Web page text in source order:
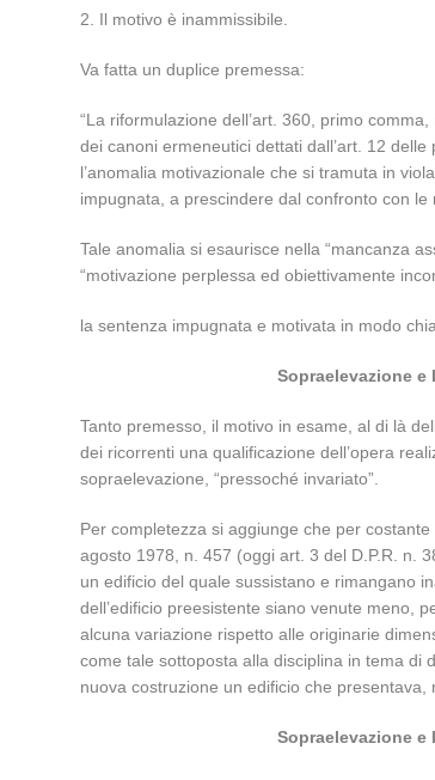
2. Il motivo è inammissibile.
Va fatta un duplice premessa:
“La riformulazione dell’art. 360, primo
dei canoni ermeneutici dettati dall’art. 12
l’anomalia motivazionale che si tramuta in
impugnata, a prescindere dal confronto con le
Tale anomalia si esaurisce nella “mancanza
“motivazione perplessa ed obiettivamente
la sentenza impugnata e motivata in modo
Sopraelevazione
Tanto premesso, il motivo in esame, al di là
dei ricorrenti una qualificazione dell’opera
sopraelevazione, “pressoché invariato”.
Per completezza si aggiunge che per
agosto 1978, n. 457 (oggi art. 3 del D.P.R. n.
un edificio del quale sussistano e rimangano
dell’edificio preesistente siano venute meno,
alcuna variazione rispetto alle originarie
come tale sottoposta alla disciplina in tema di
nuova costruzione un edificio che
Sopraelevazione